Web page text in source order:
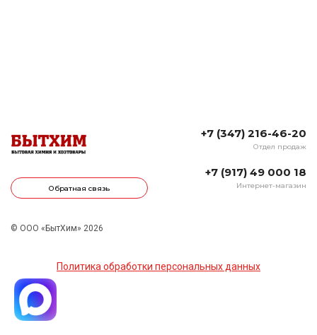
Обратная связь
+7 (347) 216-46-20
Отдел продаж
+7 (917) 49 000 18
Интернет-магазин
© ООО «БытХим» 2026
Политика обработки персональных данных